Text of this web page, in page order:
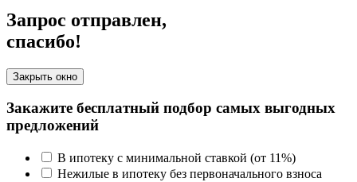
Запрос отправлен,
спасибо!
Закрыть окно
Закажите бесплатный подбор самых выгодных
предложений
В ипотеку с минимальной ставкой (от 11%)
Нежилые в ипотеку без первоначального взноса